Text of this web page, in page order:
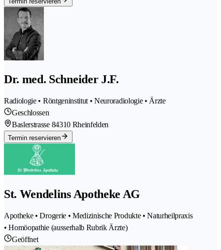
Dr. med. Schneider J.F.
Radiologie • Röntgeninstitut • Neuroradiologie • Ärzte
Geschlossen
Baslerstrasse 84310 Rheinfelden
Termin reservieren
St. Wendelins Apotheke AG
Apotheke • Drogerie • Medizinische Produkte • Naturheilpraxis
• Homöopathie (ausserhalb Rubrik Ärzte)
Geöffnet